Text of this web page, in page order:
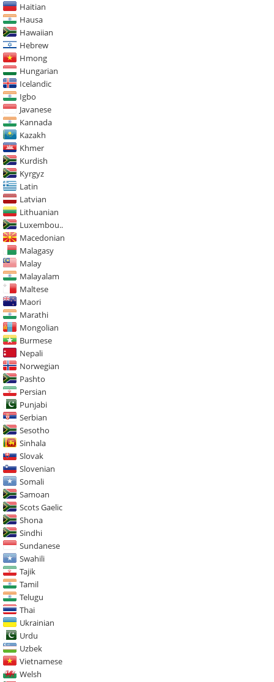
Haitian
Hausa
Hawaiian
Hebrew
Hmong
Hungarian
Icelandic
Igbo
Javanese
Kannada
Kazakh
Khmer
Kurdish
Kyrgyz
Latin
Latvian
Lithuanian
Luxembou..
Macedonian
Malagasy
Malay
Malayalam
Maltese
Maori
Marathi
Mongolian
Burmese
Nepali
Norwegian
Pashto
Persian
Punjabi
Serbian
Sesotho
Sinhala
Slovak
Slovenian
Somali
Samoan
Scots Gaelic
Shona
Sindhi
Sundanese
Swahili
Tajik
Tamil
Telugu
Thai
Ukrainian
Urdu
Uzbek
Vietnamese
Welsh